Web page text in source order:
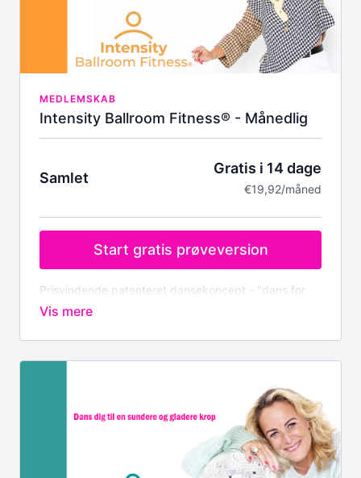
MEDLEMSKAB
Intensity Ballroom Fitness® - Månedlig
Samlet
Gratis i 14 dage
€19,92/måned
Start gratis prøveversion
Prisvindende patenteret dansekoncept - "dans for
sundhed"
(€19,92)
Træning derhjemme, når du har tid, med en af
Europas bedste instruktører
Over 50 dansetimer i forskellige tempoer, stilarter
Begyndertimer, hvor du lærer alle de